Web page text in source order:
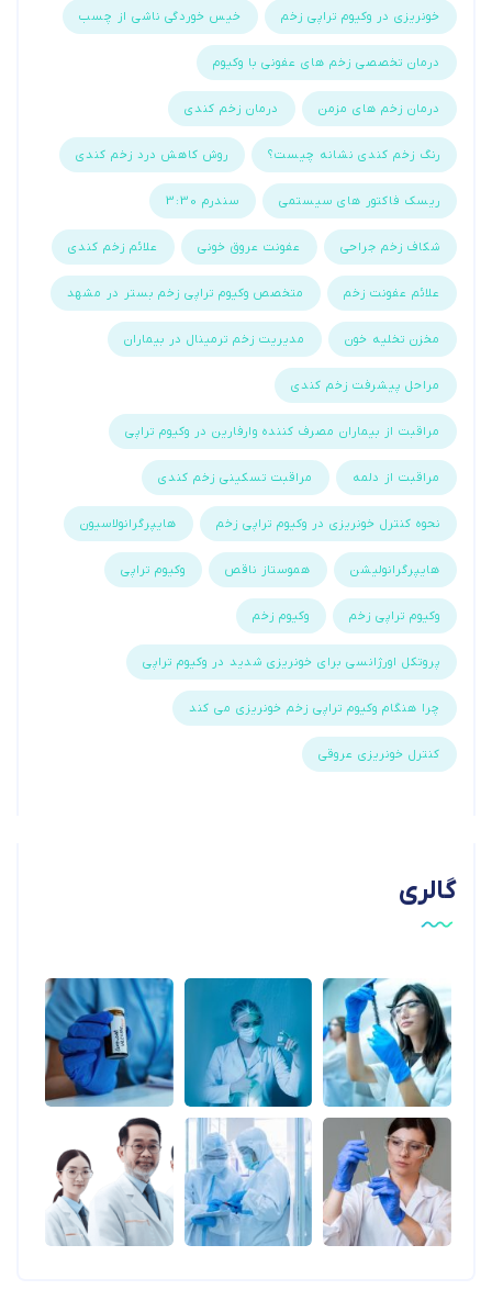
خونریزی در وکیوم تراپی زخم خیس خوردگی ناشی از چسب
درمان تخصصی زخم های عفونی با وکیوم
درمان زخم های مزمن درمان زخم کندی
رنگ زخم کندی نشانه چیست؟ روش کاهش درد زخم کندی
ریسک فاکتور های سیستمی سندرم 3:30
شکاف زخم جراحی عفونت عروق خونی علائم زخم کندی
علائم عفونت زخم متخصص وکیوم تراپی زخم بستر در مشهد
مخزن تخلیه خون مدیریت زخم ترمینال در بیماران
مراحل پیشرفت زخم کندی
مراقبت از بیماران مصرف کننده وارفارین در وکیوم تراپی
مراقبت از دلمه مراقبت تسکینی زخم کندی
نحوه کنترل خونریزی در وکیوم تراپی زخم هایپرگرانولاسیون
هایپرگرانولیشن هموستاز ناقص وکیوم تراپی
وکیوم تراپی زخم وکیوم زخم
پروتکل اورژانسی برای خونریزی شدید در وکیوم تراپی
چرا هنگام وکیوم تراپی زخم خونریزی می کند
کنترل خونریزی عروقی
گالری